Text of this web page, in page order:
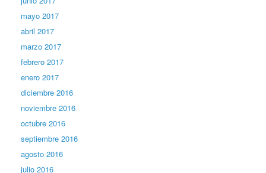
mayo 2017
abril 2017
marzo 2017
febrero 2017
enero 2017
diciembre 2016
noviembre 2016
octubre 2016
septiembre 2016
agosto 2016
julio 2016